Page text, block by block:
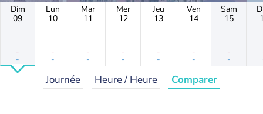
Dim
09
-
-
Lun
10
-
-
Mar
11
-
-
Mer
12
-
-
Jeu
13
-
-
Ven
14
-
-
Sam
15
-
-
Journée Heure / Heure Comparer